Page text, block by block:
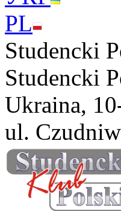
PL
Studencki
Studencki
Ukraina,
ul.